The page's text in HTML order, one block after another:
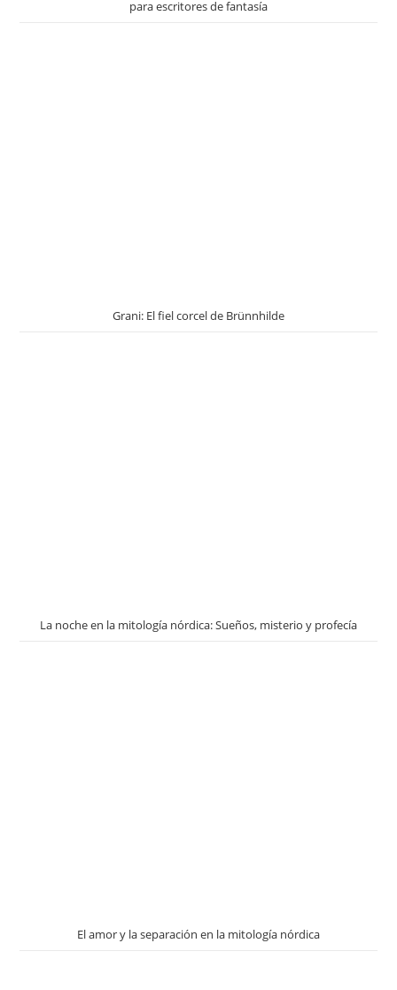
para escritores de fantasía
Grani: El fiel corcel de Brünnhilde
La noche en la mitología nórdica: Sueños, misterio y profecía
El amor y la separación en la mitología nórdica